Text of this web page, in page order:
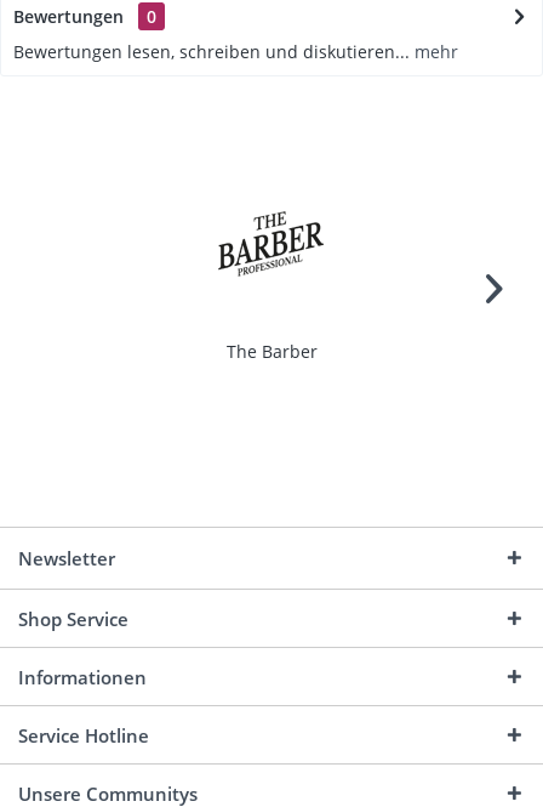
Bewertungen
0
Bewertungen lesen, schreiben und diskutieren... mehr
The Barber
Newsletter
Shop Service
Informationen
Service Hotline
Unsere Communitys